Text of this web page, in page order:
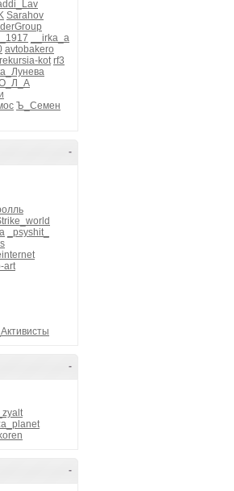
Sarahov
_1917
__irka_a
avtobakero
rekursia-kot rf3
Ъ_Семен
-
_psyshit_
art
-
-